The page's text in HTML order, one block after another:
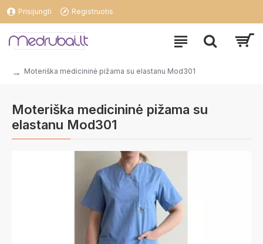
Prisijungti Registruotis
Moteriška medicininė pižama su elastanu Mod301
Moteriška medicininė pižama su
elastanu Mod301